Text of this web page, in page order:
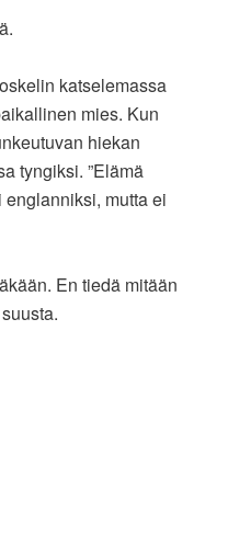
katselemassa
mies. Kun
hiekan
tyngiksi. ”Elämä
englanniksi, mutta ei
En tiedä mitään